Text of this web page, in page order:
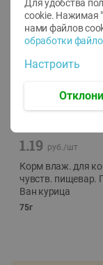
-12%
1.19 руб./шт
Корм влаж. для
чувств. пищевар.
Ван курица
75г
Для удобства
cookie. Нажимая
нами файлов
обработки
Настроить